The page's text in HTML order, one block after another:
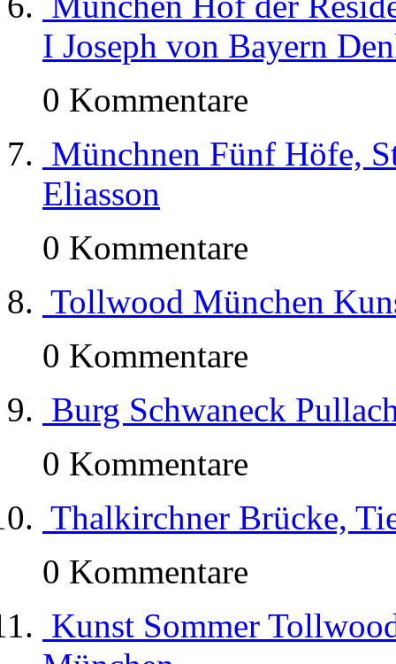
I Joseph von Bayern
0 Kommentare
Münchnen Fünf Höfe,
Eliasson
0 Kommentare
Tollwood München
0 Kommentare
Burg Schwaneck
0 Kommentare
Thalkirchner Brücke,
0 Kommentare
Kunst Sommer